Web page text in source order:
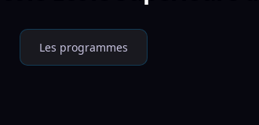
Les programmes